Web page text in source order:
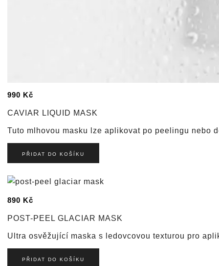
990 Kč
CAVIAR LIQUID MASK
Tuto mlhovou masku lze aplikovat po peelingu nebo
PŘIDAT DO KOŠÍKU
890 Kč
POST-PEEL GLACIAR MASK
Ultra osvěžující maska s ledovcovou texturou pro
PŘIDAT DO KOŠÍKU